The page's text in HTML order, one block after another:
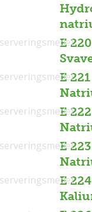
E 220
E 221
E 222
E 223
E 224